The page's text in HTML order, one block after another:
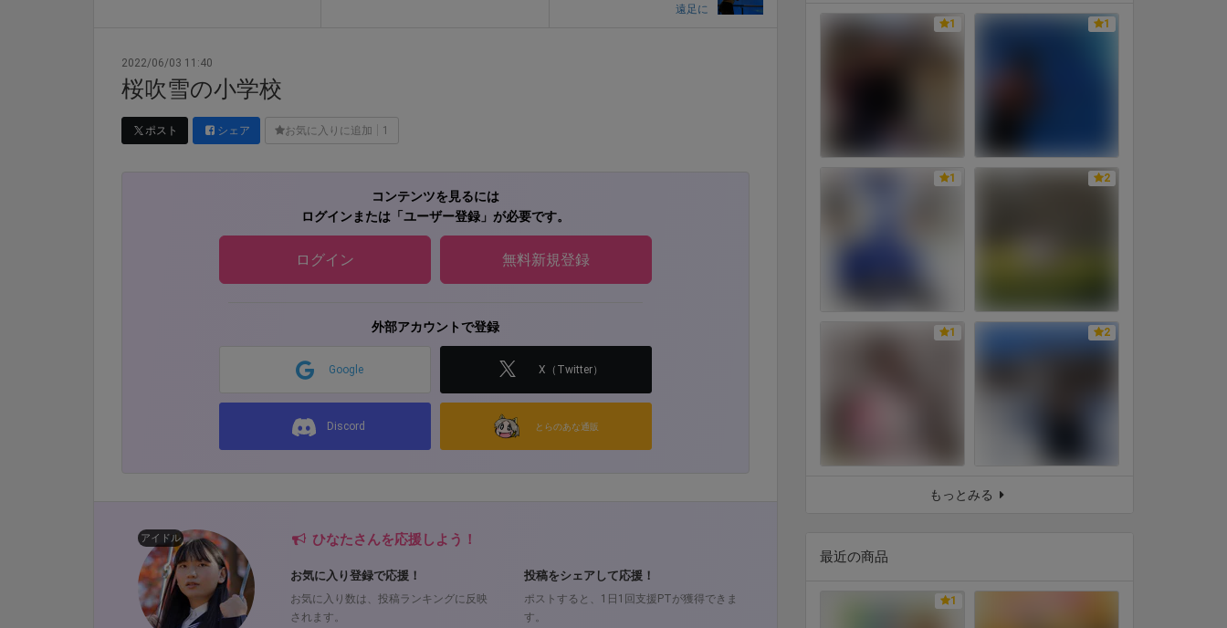
遠足に
2022/06/03 11:40
桜吹雪の小学校
ポスト シェア お気に入りに追加 1
コンテンツを見るには
ログインまたは「ユーザー登録」が必要です。
ログイン 無料新規登録
外部アカウントで登録
Google X（Twitter）
Discord とらのあな通販
アイドル ひなたさんを応援しよう！
お気に入り登録で応援！
お気に入り数は、投稿ランキングに反映
されます。
投稿をシェアして応援！
ポストすると、1日1回支援PTが獲得できま
す。
1 1
1 2
1 2
もっとみる
最近の商品
1